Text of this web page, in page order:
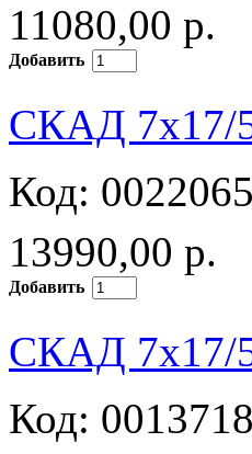
11080,00 р.
Добавить
СКАД 7x17/
Код:
13990,00 р.
Добавить
СКАД 7x17/
Код: